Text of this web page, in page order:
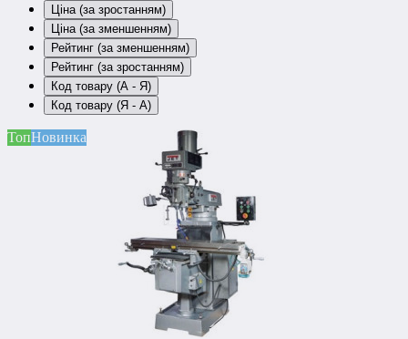
Ціна (за зростанням)
Ціна (за зменшенням)
Рейтинг (за зменшенням)
Рейтинг (за зростанням)
Код товару (А - Я)
Код товару (Я - А)
ТопНовинка